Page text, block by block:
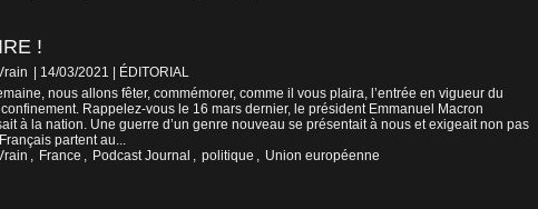
!
| 14/03/2021
ÉDITORIAL
nous allons fêter, commémorer, comme il vous plaira, l’entrée en vigueur du
Rappelez-vous le 16 mars dernier, le président Emmanuel Macron
à la nation. Une guerre d’un genre nouveau se présentait à nous et exigeait non pas
partent au...
, France , Podcast Journal , politique , Union européenne